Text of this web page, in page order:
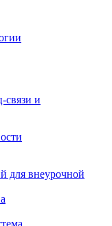
связи и
для внеурочной